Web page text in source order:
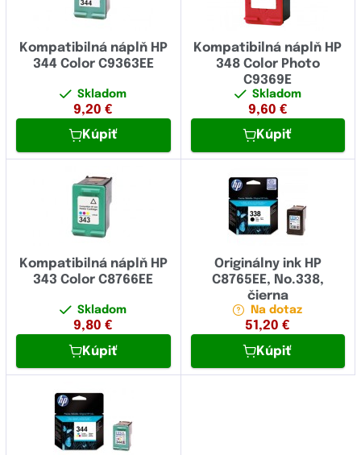
Kompatibilná náplň HP
344 Color C9363EE
Skladom
9,20 €
Kúpiť
Kompatibilná náplň HP
348 Color Photo
C9369E
Skladom
9,60 €
Kúpiť
Kompatibilná náplň HP
343 Color C8766EE
Skladom
9,80 €
Kúpiť
Originálny ink HP
C8765EE, No.338,
čierna
Na dotaz
51,20 €
Kúpiť